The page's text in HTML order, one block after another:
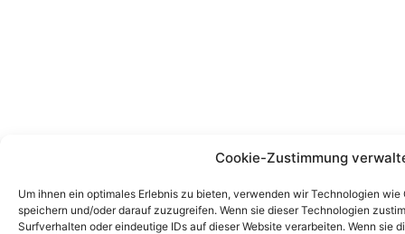
Cookie-Zustimmung
Um ihnen ein optimales Erlebnis zu bieten, verwenden wir Technologien
speichern und/oder darauf zuzugreifen. Wenn sie dieser Technologien
Surfverhalten oder eindeutige IDs auf dieser Website verarbeiten. Wenn sie